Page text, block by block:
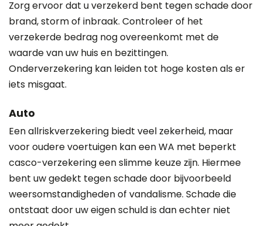
Zorg ervoor dat u verzekerd bent tegen schade door
brand, storm of inbraak. Controleer of het
verzekerde bedrag nog overeenkomt met de
waarde van uw huis en bezittingen.
Onderverzekering kan leiden tot hoge kosten als er
iets misgaat.
Auto
Een allriskverzekering biedt veel zekerheid, maar
voor oudere voertuigen kan een WA met beperkt
casco-verzekering een slimme keuze zijn. Hiermee
bent uw gedekt tegen schade door bijvoorbeeld
weersomstandigheden of vandalisme. Schade die
ontstaat door uw eigen schuld is dan echter niet